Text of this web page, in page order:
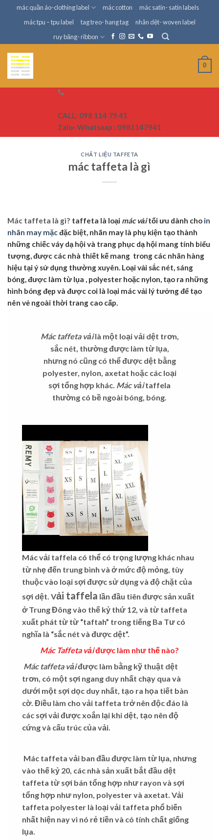
mác quần áo-clothing label mác cotton
mác satin- satin labels
mác tpu – tpu label
tag treo- hang tag
nhãn dệt- woven label
ruy băng- ribbon
0
CALL: 098 114 79 41
Zalo- Whatsaap : 0981147941
CHẤT LIỆU TAFFETA
mác taffeta là gì
Mác taffeta là gì? taffeta là loại mác vải tối ưu dành cho in
nhãn may mặcđặc biệt, nhãn may là phụ kiện tạo thành
những chiếc váy dạ hội và trang phục dạ hội mang tính biểu
tượng, được các nhà thiết kế mang trong các nhãn hàng
hiệu tại ý sử dụng thường xuyên. Loại vải sắc nét, sáng
bóng, được làm từ lụa , polyester hoặc nylon, tạo ra những
hình bóng đẹp và được coi là loại mác vải lý tưởng để tạo
nên vẻ ngoài thời trang cao cấp.
Mác taffeta vảilà một loại vải dệt trơn,
sắc nét, thường được làm từ lụa,
nhưng nó cũng có thể được dệt bằng
polyester, nylon, axetat hoặc các loại
sợi tổng hợp khác. Mác vảitaffela
thường có bề ngoài bóng, bóng.
Mác vải taffela có thể có trọng lượng khác nhau
từ nhẹ đến trung bình và ở mức độ mỏng, tùy
thuộc vào loại sợi được sử dụng và độ chặt của
sợi dệt. Vải taffela lần đầu tiên được sản xuất
ở Trung Đông vào thế kỷ thứ 12, và từ taffeta
xuất phát từ từ “taftah” trong tiếng Ba Tư có
nghĩa là “sắc nét và được dệt”.
Mác Taffeta vảiđược làm như thế nào?
Mác taffeta vảiđược làm bằng kỹ thuật dệt
trơn, có một sợi ngang duy nhất chạy qua và
dưới một sợi dọc duy nhất, tạo ra họa tiết bàn
cờ. Điều làm cho vải taffeta trở nên độc đáo là
các sợi vải được xoắn lại khi dệt, tạo nên độ
cứng và cấu trúc của vải.
Mác taffeta vải ban đầu được làm từ lụa, nhưng
vào thế kỷ 20, các nhà sản xuất bắt đầu dệt
taffeta từ sợi bán tổng hợp như rayon và sợi
tổng hợp như nylon, polyester và axetat. Vải
taffeta polyester là loại vải taffeta phổ biến
nhất hiện nay vì nó rẻ tiền và có tính chất giống
lụa.